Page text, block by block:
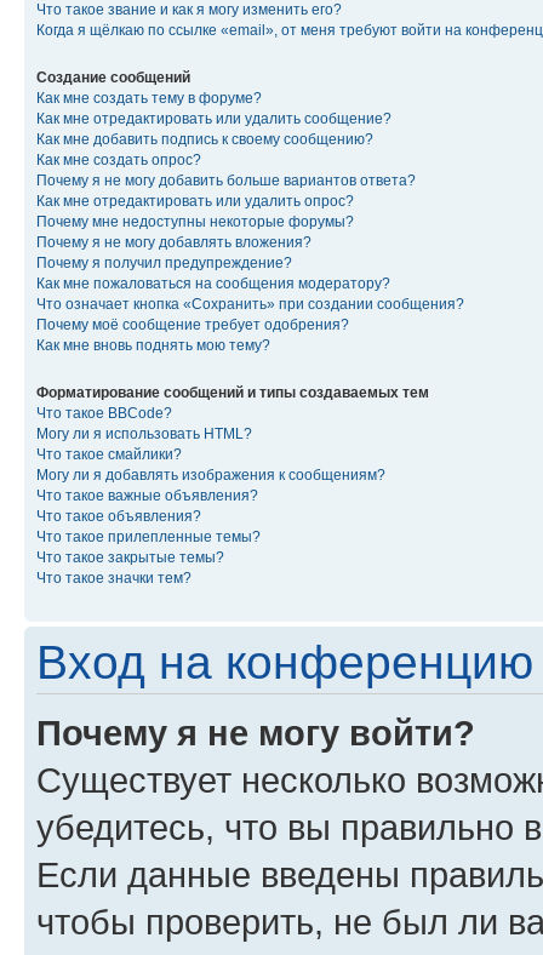
Что такое звание и как я могу изменить его?
Когда я щёлкаю по ссылке «email», от меня требуют войти на
Создание сообщений
Как мне создать тему в форуме?
Как мне отредактировать или удалить сообщение?
Как мне добавить подпись к своему сообщению?
Как мне создать опрос?
Почему я не могу добавить больше вариантов ответа?
Как мне отредактировать или удалить опрос?
Почему мне недоступны некоторые форумы?
Почему я не могу добавлять вложения?
Почему я получил предупреждение?
Как мне пожаловаться на сообщения модератору?
Что означает кнопка «Сохранить» при создании сообщения?
Почему моё сообщение требует одобрения?
Как мне вновь поднять мою тему?
Форматирование сообщений и типы создаваемых тем
Что такое BBCode?
Могу ли я использовать HTML?
Что такое смайлики?
Могу ли я добавлять изображения к сообщениям?
Что такое важные объявления?
Что такое объявления?
Что такое прилепленные темы?
Что такое закрытые темы?
Что такое значки тем?
Вход на конференцию
Почему я не могу войти?
Существует несколько
убедитесь, что вы правильно
Если данные введены
чтобы проверить, не был ли